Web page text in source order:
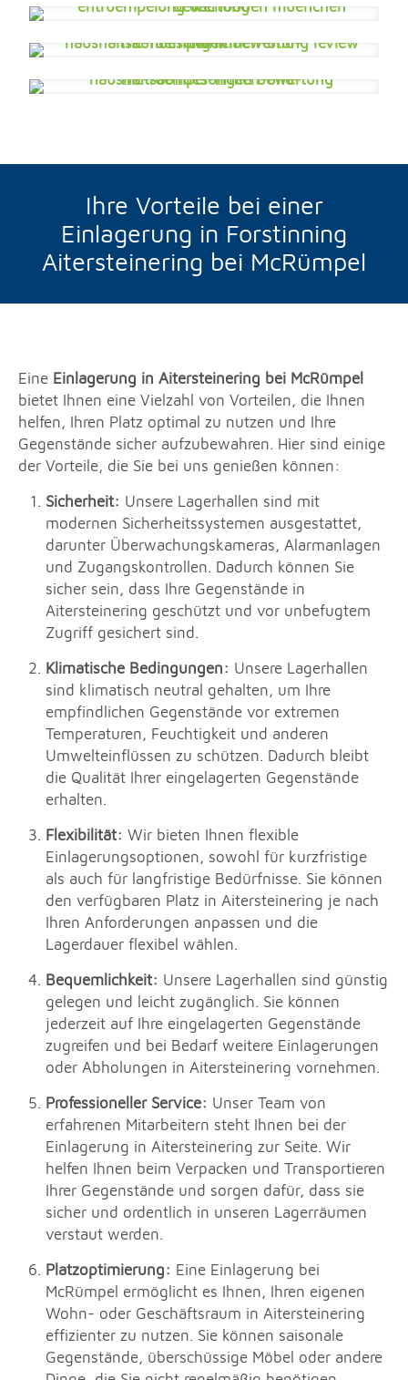
Ihre Vorteile bei einer
Einlagerung in Forstinning
Aitersteinering bei McRümpel
Eine Einlagerung in Aitersteinering bei McRümpel
bietet Ihnen eine Vielzahl von Vorteilen, die Ihnen
helfen, Ihren Platz optimal zu nutzen und Ihre
Gegenstände sicher aufzubewahren. Hier sind einige
der Vorteile, die Sie bei uns genießen können:
Sicherheit: Unsere Lagerhallen sind mit
modernen Sicherheitssystemen ausgestattet,
darunter Überwachungskameras, Alarmanlagen
und Zugangskontrollen. Dadurch können Sie
sicher sein, dass Ihre Gegenstände in
Aitersteinering geschützt und vor unbefugtem
Zugriff gesichert sind.
Klimatische Bedingungen: Unsere Lagerhallen
sind klimatisch neutral gehalten, um Ihre
empfindlichen Gegenstände vor extremen
Temperaturen, Feuchtigkeit und anderen
Umwelteinflüssen zu schützen. Dadurch bleibt
die Qualität Ihrer eingelagerten Gegenstände
erhalten.
Flexibilität: Wir bieten Ihnen flexible
Einlagerungsoptionen, sowohl für kurzfristige
als auch für langfristige Bedürfnisse. Sie können
den verfügbaren Platz in Aitersteinering je nach
Ihren Anforderungen anpassen und die
Lagerdauer flexibel wählen.
Bequemlichkeit: Unsere Lagerhallen sind günstig
gelegen und leicht zugänglich. Sie können
jederzeit auf Ihre eingelagerten Gegenstände
zugreifen und bei Bedarf weitere Einlagerungen
oder Abholungen in Aitersteinering vornehmen.
Professioneller Service: Unser Team von
erfahrenen Mitarbeitern steht Ihnen bei der
Einlagerung in Aitersteinering zur Seite. Wir
helfen Ihnen beim Verpacken und Transportieren
Ihrer Gegenstände und sorgen dafür, dass sie
sicher und ordentlich in unseren Lagerräumen
verstaut werden.
Platzoptimierung: Eine Einlagerung bei
McRümpel ermöglicht es Ihnen, Ihren eigenen
Wohn- oder Geschäftsraum in Aitersteinering
effizienter zu nutzen. Sie können saisonale
Gegenstände, überschüssige Möbel oder andere